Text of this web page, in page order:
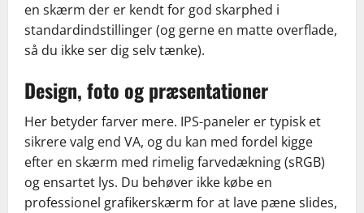
en skærm der er kendt for god skarphed i
standardindstillinger (og gerne en matte overflade,
så du ikke ser dig selv tænke).
Design, foto og præsentationer
Her betyder farver mere. IPS-paneler er typisk et
sikrere valg end VA, og du kan med fordel kigge
efter en skærm med rimelig farvedækning (sRGB)
og ensartet lys. Du behøver ikke købe en
professionel grafikerskærm for at lave pæne slides,